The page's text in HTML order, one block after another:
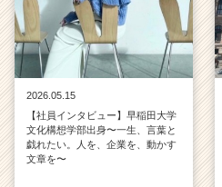
2026.05.15
【社員インタビュー】早稲田大学
文化構想学部出身〜一生、言葉と
戯れたい。人を、企業を、動かす
文章を〜